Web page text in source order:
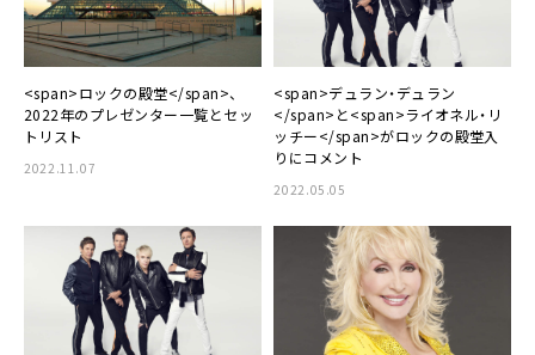
<span>ロックの殿堂</span>、
2022年のプレゼンター一覧とセッ
トリスト
2022.11.07
<span>デュラン・デュラン
</span>と<span>ライオネル・リ
ッチー</span>がロックの殿堂入
りにコメント
2022.05.05